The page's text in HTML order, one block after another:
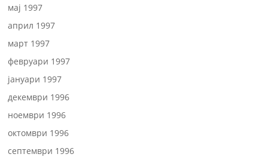
мај 1997
април 1997
март 1997
февруари 1997
јануари 1997
декември 1996
ноември 1996
октомври 1996
септември 1996